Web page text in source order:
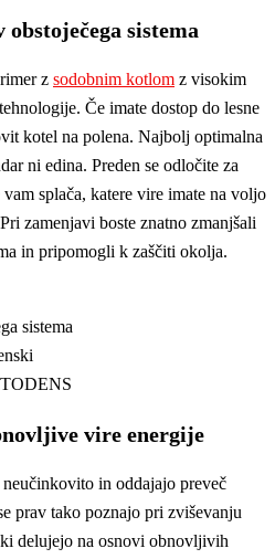
obstoječega sistema
z sodobnim kotlom z visokim
Če imate dostop do lesne
kotel na polena. Najbolj optimalna
ni edina. Preden se odločite za
splača, katere vire imate na voljo
zamenjavi boste znatno zmanjšali
in pripomogli k zaščiti okolja.
vire energije
in oddajajo preveč
prav tako poznajo pri zviševanju
delujejo na osnovi obnovljivih